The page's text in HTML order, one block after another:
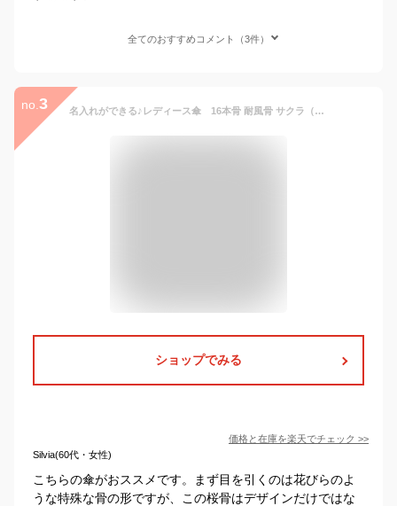
全てのおすすめコメント（3件）
no. 3 名入れができる♪レディース傘 16本骨 耐風骨 サクラ（桜・さくら）骨 シームレス(一枚張り)傘 60センチ ワンタッチ式 グラスファイバー
ショップでみる
価格と在庫を楽天でチェック >>
Silvia(60代・女性)
こちらの傘がおススメです。まず目を引くのは花びらのよ
うな特殊な骨の形ですが、この桜骨はデザインだけではな